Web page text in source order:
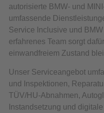
autorisierte BMW- und
umfassende
Service Inclusive und
erfahrenes Team sorgt
einwandfreiem Zustand
Unser Serviceangebot
und Inspektionen,
TÜV/HU-Abnahmen,
Instandsetzung und